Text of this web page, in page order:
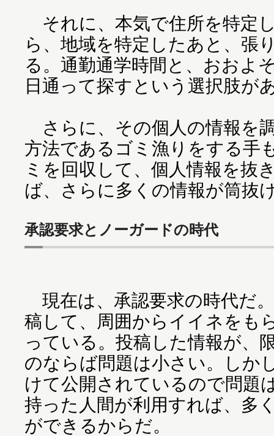
それに、本気で住所を特定
ら、地域を特定したあと、張
る。通勤通学時間と、おおよ
日通って探すという選択肢が
さらに、その個人の情報を
方法であるゴミ漁りをする手
ミを回収して、個人情報を抜
ば、さらに多くの情報が筒抜
承認要求とノーガードの時代
現在は、承認要求の時代だ
稿して、周囲からイイネをも
っている。投稿した情報が、
のならば問題は小さい。しか
けて公開されているので問題
持った人間が利用すれば、多
ができるからだ。